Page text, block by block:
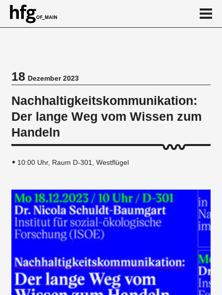
18Dezember 2023
Nachhaltigkeitskommunikation:
Der lange Weg vom Wissen zum
Handeln
10:00 Uhr, Raum D-301, Westflügel